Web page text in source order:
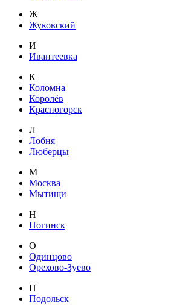
Ж
Жуковский
И
Ивантеевка
К
Коломна
Королёв
Красногорск
Л
Лобня
Люберцы
М
Москва
Мытищи
Н
Ногинск
О
Одинцово
Орехово-Зуево
П
Подольск